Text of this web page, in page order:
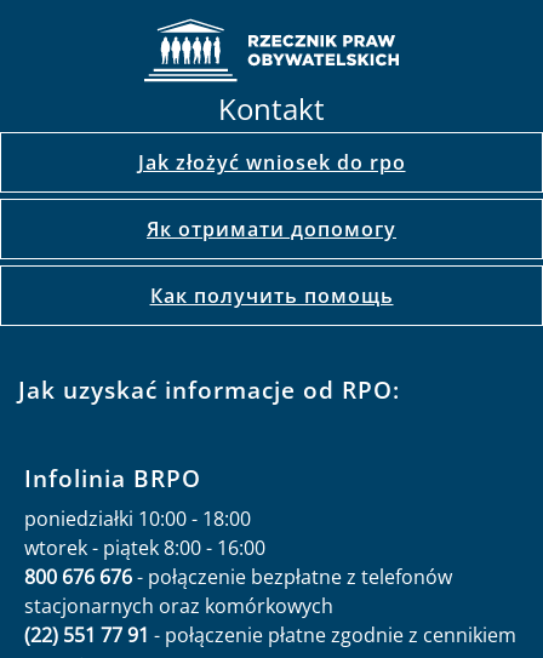
Kontakt
Jak złożyć wniosek do rpo
Як отримати допомогу
Как получить помощь
Jak uzyskać informacje od RPO:
Infolinia BRPO
poniedziałki 10:00 - 18:00
wtorek - piątek 8:00 - 16:00
800 676 676- połączenie bezpłatne z telefonów
stacjonarnych oraz komórkowych
(22) 551 77 91 - połączenie płatne zgodnie z cennikiem